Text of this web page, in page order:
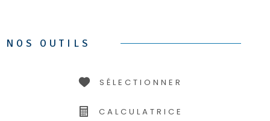
NOS OUTILS
SÉLECTIONNER
CALCULATRICE